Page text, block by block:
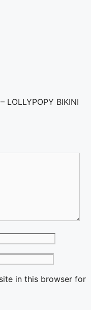
LOLLYPOPY BIKINI
in this browser for